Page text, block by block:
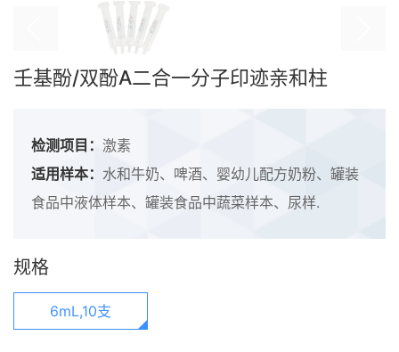
壬基酚/双酚A二合一分子印迹亲和柱
检测项目： 激素
适用样本： 水和牛奶、啤酒、婴幼儿配方奶粉、罐装
食品中液体样本、罐装食品中蔬菜样本、尿样.
规格
6mL,10支